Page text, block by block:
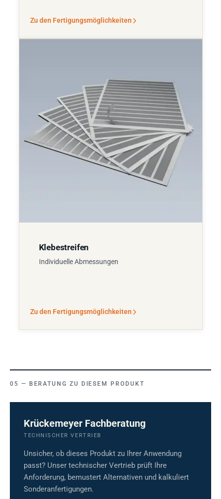
Zu den Fertigungsmöglichkeiten
Klebestreifen
Individuelle Abmessungen
Zu den Fertigungsmöglichkeiten
BERATUNG ZU DIESEM PRODUKT
Krückemeyer Fachberatung
TECHNISCHER VERTRIEB
Unsicher, ob dieses Produkt zu Ihrer Anwendung
passt? Unser technischer Vertrieb prüft Ihre
Anforderung, bemustert Alternativen und kalkuliert
Sonderanfertigungen.